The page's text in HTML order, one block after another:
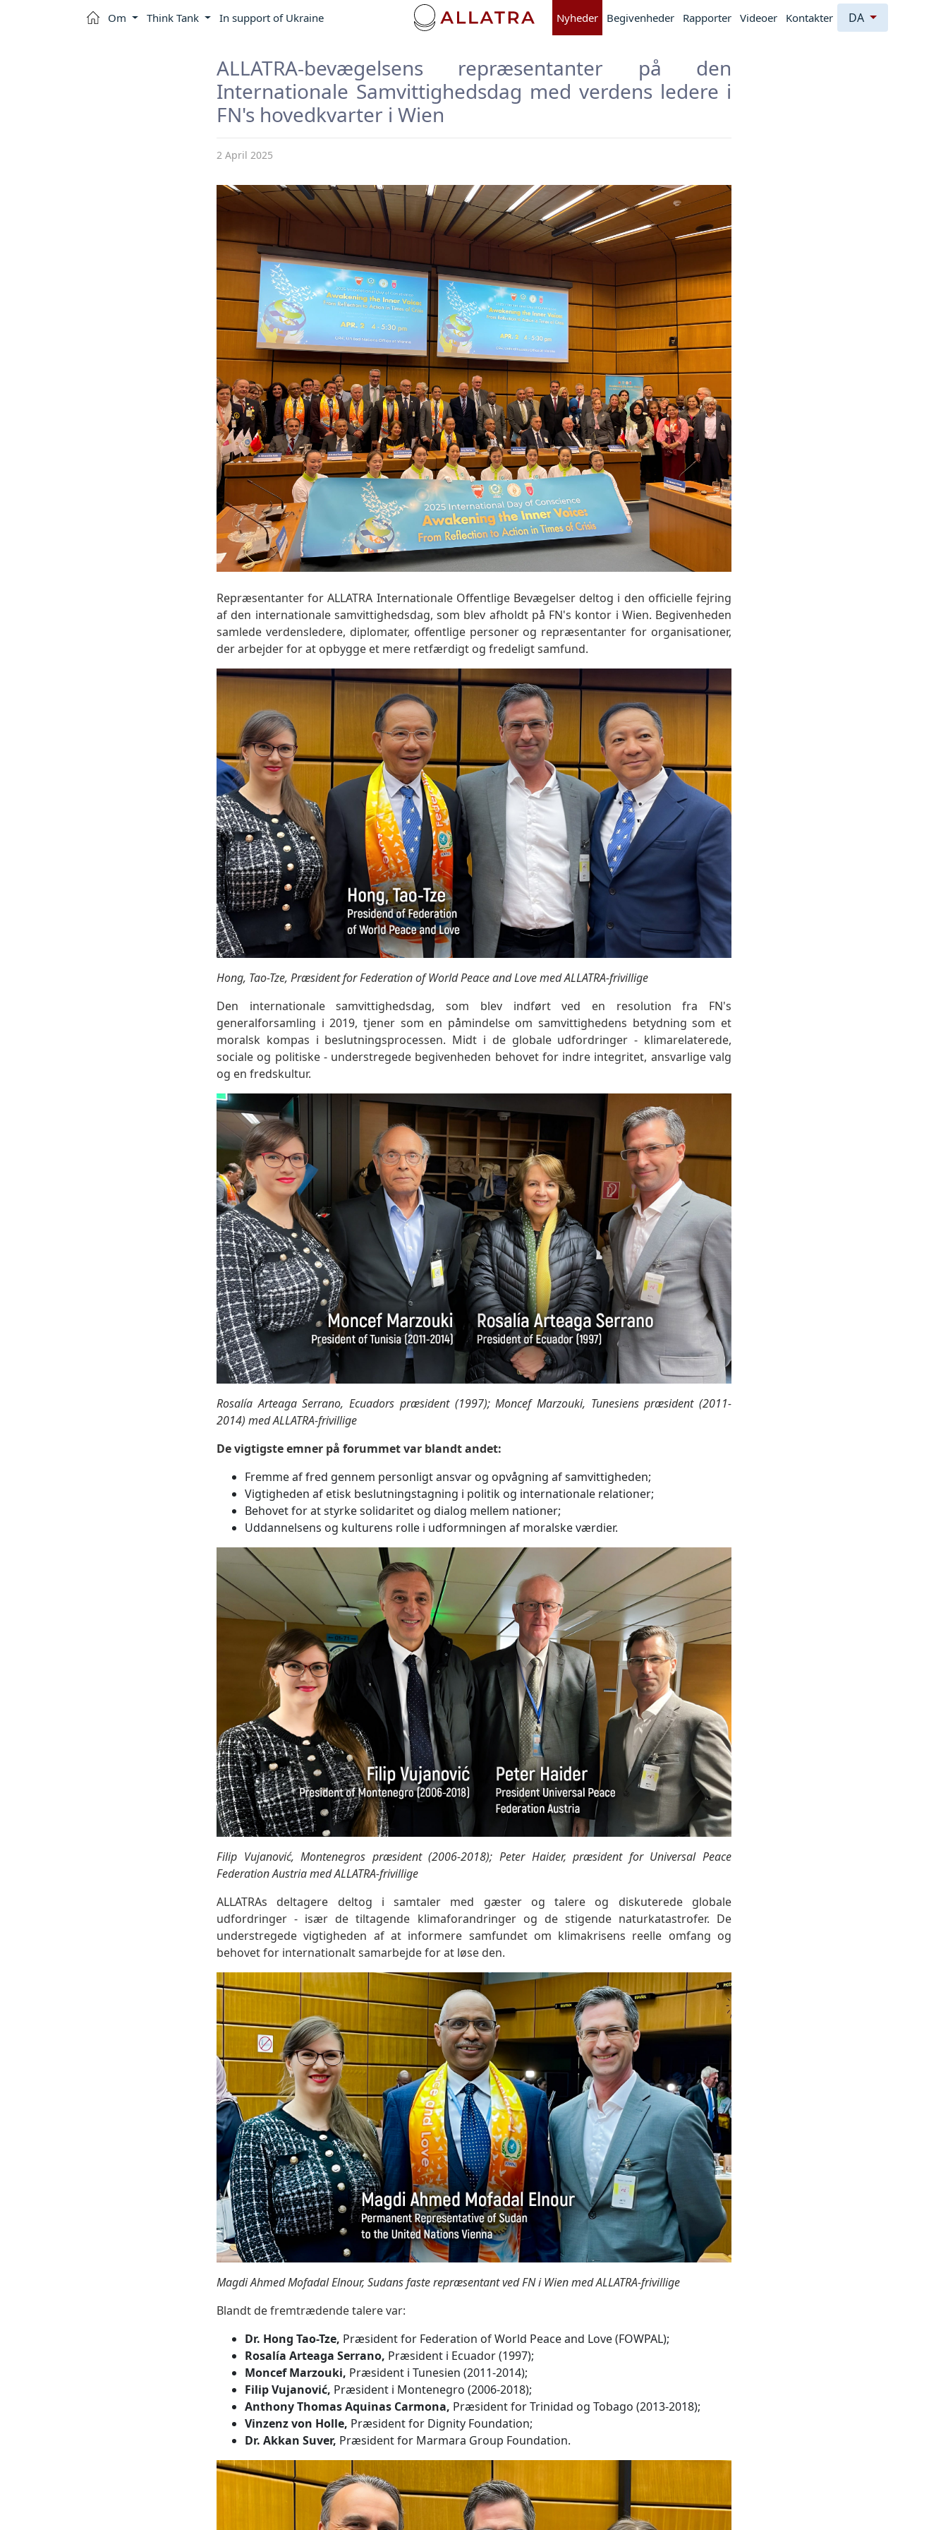
Om Think Tank In support of Ukraine Nyheder Begivenheder Rapporter Videoer Kontakter DA
ALLATRA-bevægelsens repræsentanter på den
Internationale Samvittighedsdag med verdens ledere i
FN's hovedkvarter i Wien
2 April 2025
Repræsentanter for ALLATRA Internationale Offentlige Bevægelser deltog i den officielle fejring
af den internationale samvittighedsdag, som blev afholdt på FN's kontor i Wien. Begivenheden
samlede verdensledere, diplomater, offentlige personer og repræsentanter for organisationer,
der arbejder for at opbygge et mere retfærdigt og fredeligt samfund.
Hong, Tao-Tze, Præsident for Federation of World Peace and Love med ALLATRA-frivillige
Den internationale samvittighedsdag, som blev indført ved en resolution fra FN's
generalforsamling i 2019, tjener som en påmindelse om samvittighedens betydning som et
moralsk kompas i beslutningsprocessen. Midt i de globale udfordringer - klimarelaterede,
sociale og politiske - understregede begivenheden behovet for indre integritet, ansvarlige valg
og en fredskultur.
Rosalía Arteaga Serrano, Ecuadors præsident (1997); Moncef Marzouki, Tunesiens præsident (2011-
2014) med ALLATRA-frivillige
De vigtigste emner på forummet var blandt andet:
Fremme af fred gennem personligt ansvar og opvågning af samvittigheden;
Vigtigheden af etisk beslutningstagning i politik og internationale relationer;
Behovet for at styrke solidaritet og dialog mellem nationer;
Uddannelsens og kulturens rolle i udformningen af moralske værdier.
Filip Vujanović, Montenegros præsident (2006-2018); Peter Haider, præsident for Universal Peace
Federation Austria med ALLATRA-frivillige
ALLATRAs deltagere deltog i samtaler med gæster og talere og diskuterede globale
udfordringer - især de tiltagende klimaforandringer og de stigende naturkatastrofer. De
understregede vigtigheden af at informere samfundet om klimakrisens reelle omfang og
behovet for internationalt samarbejde for at løse den.
Magdi Ahmed Mofadal Elnour, Sudans faste repræsentant ved FN i Wien med ALLATRA-frivillige
Blandt de fremtrædende talere var:
Dr. Hong Tao-Tze, Præsident for Federation of World Peace and Love (FOWPAL);
Rosalía Arteaga Serrano, Præsident i Ecuador (1997);
Moncef Marzouki, Præsident i Tunesien (2011-2014);
Filip Vujanović, Præsident i Montenegro (2006-2018);
Anthony Thomas Aquinas Carmona, Præsident for Trinidad og Tobago (2013-2018);
Vinzenz von Holle, Præsident for Dignity Foundation;
Dr. Akkan Suver, Præsident for Marmara Group Foundation.